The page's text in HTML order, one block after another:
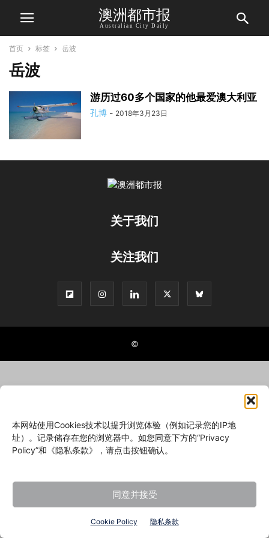
本网站使用Cookies技术以提升浏览体验（例如记录您的IP地
址）。记录储存在您的浏览器中。如您同意下方的“Privacy
Policy”和《隐私条款》，请点击按钮确认。
同意并接受
Cookie Policy 隐私条款
澳洲都市报
Australian City Daily
首页 标签 岳波
岳波
游历过60多个国家的他最爱澳大利亚
孔博 - 2018年3月23日
关于我们
关注我们
©